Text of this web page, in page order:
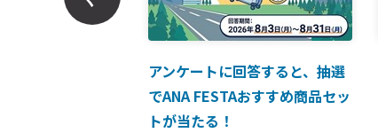
アンケートに回答すると、抽選
でANA FESTAおすすめ商品セッ
トが当たる！